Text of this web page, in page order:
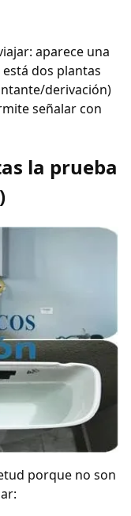
aparece una
dos plantas
derivación)
señalar con
la prueba
porque no son